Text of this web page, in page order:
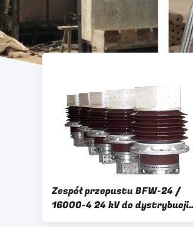
Zespół przepustu BFW-24 /
16000-4 24 kV do dystrybucji
energii